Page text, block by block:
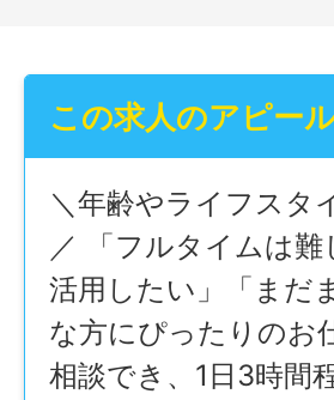
この求人のアピー
＼年齢やライフスタ
／ 「フルタイムは
活用したい」「まだ
な方にぴったりのお
相談でき、1日3時間